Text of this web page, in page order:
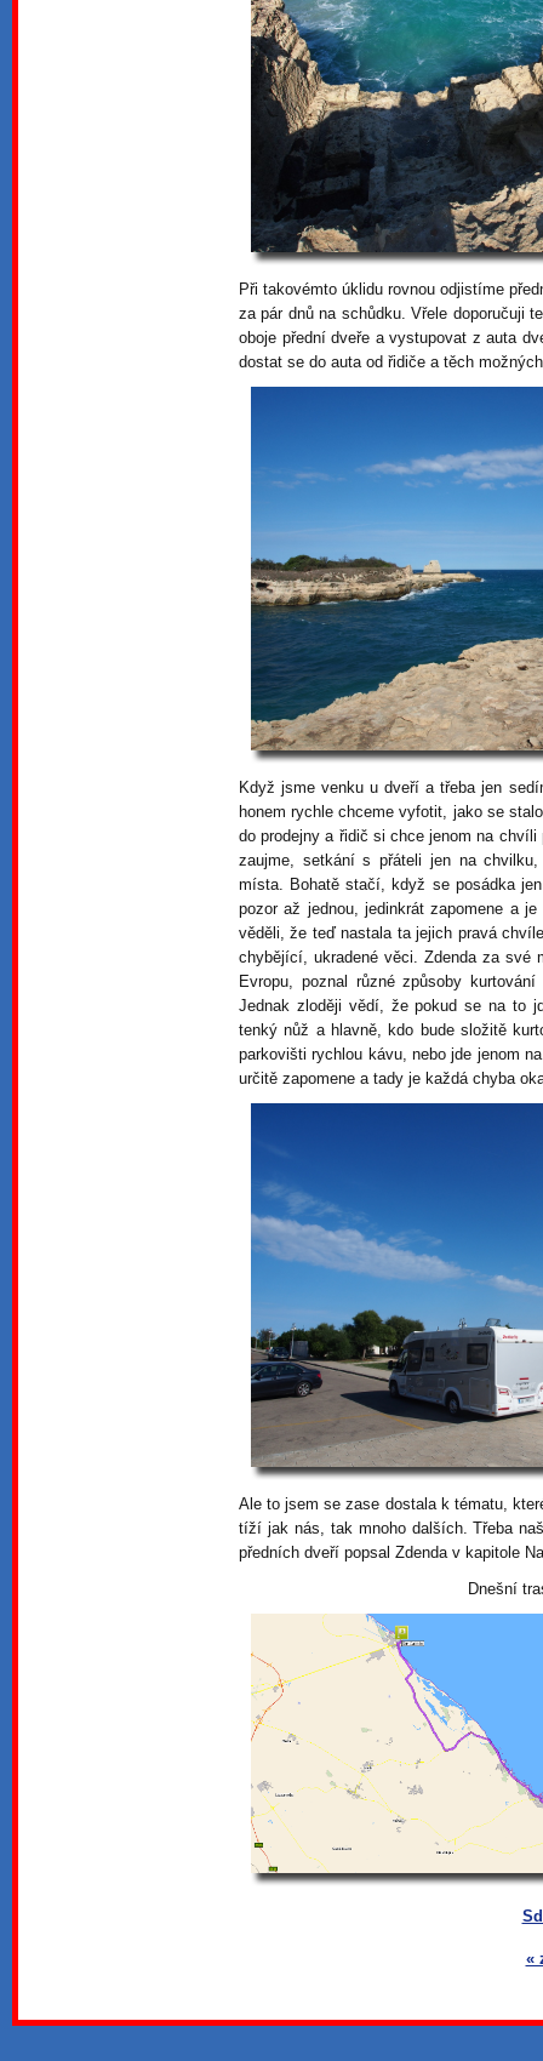
Při takovémto úklidu rovnou odjistíme
za pár dnů na schůdku. Vřele doporučuji
oboje přední dveře a vystupovat z auta
dostat se do auta od řidiče a těch
Když jsme venku u dveří a třeba jen
honem rychle chceme vyfotit, jako se
do prodejny a řidič si chce jenom na
zaujme, setkání s přáteli jen na
místa. Bohatě stačí, když se posádka
pozor až jednou, jedinkrát zapomene a
věděli, že teď nastala ta jejich pravá
chybějící, ukradené věci. Zdenda za své
Evropu, poznal různé způsoby
Jednak zloději vědí, že pokud se na to
tenký nůž a hlavně, kdo bude složitě
parkovišti rychlou kávu, nebo jde jenom
určitě zapomene a tady je každá chyba
Ale to jsem se zase dostala k tématu,
tíží jak nás, tak mnoho dalších. Třeba
předních dveří popsal Zdenda v kapitole
Dnešní
«